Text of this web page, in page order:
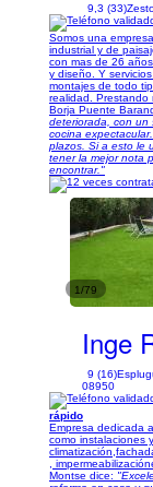
9,3 (33)
Somos una
industrial y de
con mas de 26
y diseño. Y
montajes de todo
realidad. Prestando
Borja Puente
deteriorada, con un
cocina
plazos. Si a esto le
tener la mejor nota
encontrar."
1/79
Inge
9 (16)
08950
rápido
Empresa dedicada
como instalaciones
,
Montse dice: